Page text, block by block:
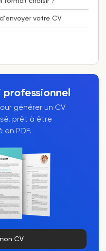
votre CV
générer un CV
prêt à être
en PDF.
CV